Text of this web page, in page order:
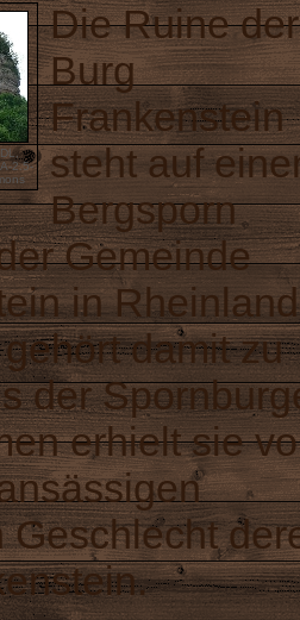
2.5-
Die Ruine der
Burg
Frankenstein
steht auf
Bergsporn
Gemeinde
in
damit zu
der
erhielt sie
Geschlecht